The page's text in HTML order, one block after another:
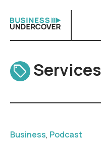
content
Services
Business, Podcast